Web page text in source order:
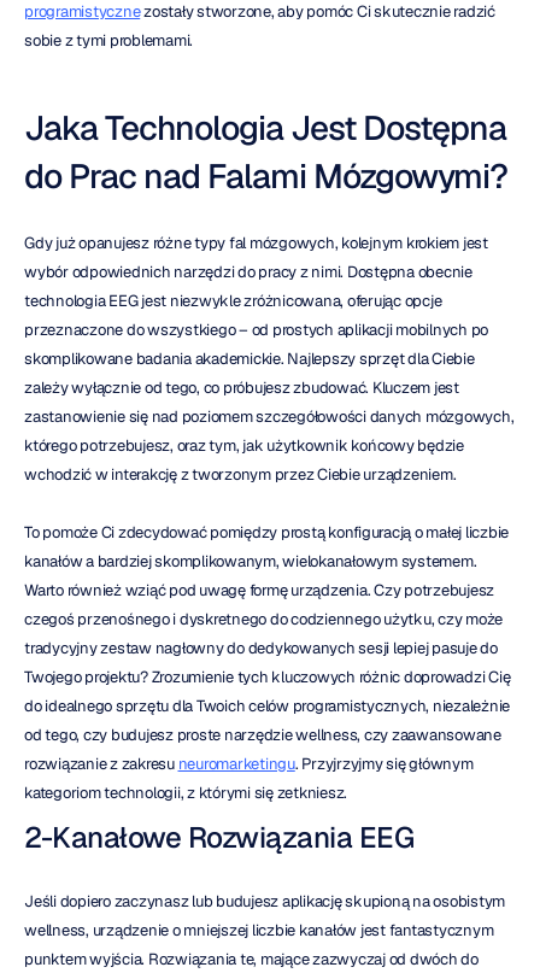
programistyczne zostały stworzone, aby pomóc Ci skutecznie radzić
sobie z tymi problemami.
Jaka Technologia Jest Dostępna
do Prac nad Falami Mózgowymi?
Gdy już opanujesz różne typy fal mózgowych, kolejnym krokiem jest
wybór odpowiednich narzędzi do pracy z nimi. Dostępna obecnie
technologia EEG jest niezwykle zróżnicowana, oferując opcje
przeznaczone do wszystkiego – od prostych aplikacji mobilnych po
skomplikowane badania akademickie. Najlepszy sprzęt dla Ciebie
zależy wyłącznie od tego, co próbujesz zbudować. Kluczem jest
zastanowienie się nad poziomem szczegółowości danych mózgowych,
którego potrzebujesz, oraz tym, jak użytkownik końcowy będzie
wchodzić w interakcję z tworzonym przez Ciebie urządzeniem.
To pomoże Ci zdecydować pomiędzy prostą konfiguracją o małej liczbie
kanałów a bardziej skomplikowanym, wielokanałowym systemem.
Warto również wziąć pod uwagę formę urządzenia. Czy potrzebujesz
czegoś przenośnego i dyskretnego do codziennego użytku, czy może
tradycyjny zestaw nagłowny do dedykowanych sesji lepiej pasuje do
Twojego projektu? Zrozumienie tych kluczowych różnic doprowadzi Cię
do idealnego sprzętu dla Twoich celów programistycznych, niezależnie
od tego, czy budujesz proste narzędzie wellness, czy zaawansowane
rozwiązanie z zakresu neuromarketingu. Przyjrzyjmy się głównym
kategoriom technologii, z którymi się zetkniesz.
2-Kanałowe Rozwiązania EEG
Jeśli dopiero zaczynasz lub budujesz aplikację skupioną na osobistym
wellness, urządzenie o mniejszej liczbie kanałów jest fantastycznym
punktem wyjścia. Rozwiązania te, mające zazwyczaj od dwóch do